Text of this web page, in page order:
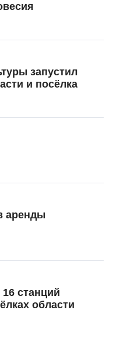
запустил
и посёлка
аренды
станций
области